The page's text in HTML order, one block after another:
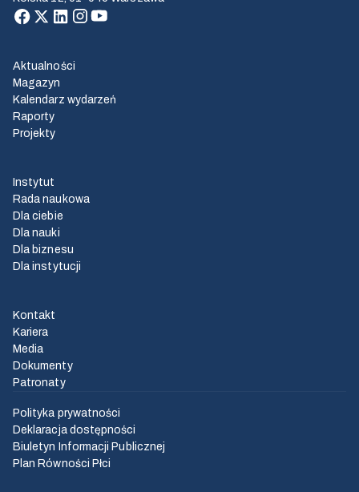
Aktualności
Magazyn
Kalendarz wydarzeń
Raporty
Projekty
Instytut
Rada naukowa
Dla ciebie
Dla nauki
Dla biznesu
Dla instytucji
Kontakt
Kariera
Media
Dokumenty
Patronaty
Polityka prywatności
Deklaracja dostępności
Biuletyn Informacji Publicznej
Plan Równości Płci